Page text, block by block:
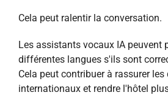
Cela peut ralentir la conversation.
Les assistants vocaux IA peuvent
différentes langues s'ils sont
Cela peut contribuer à rassurer les
internationaux et rendre l'hôtel